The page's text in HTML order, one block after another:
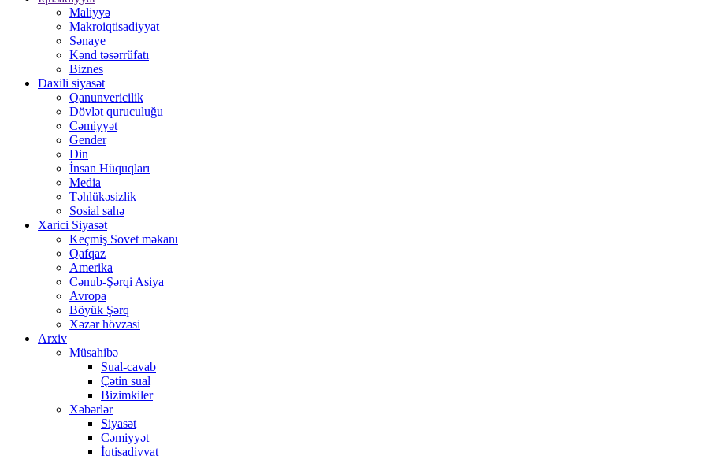
Maliyyə
Makroiqtisadiyyat
Sənaye
Kənd təsərrüfatı
Biznes
Daxili siyasət
Qanunvericilik
Dövlət quruculuğu
Cəmiyyət
Gender
Din
İnsan Hüquqları
Media
Təhlükəsizlik
Sosial sahə
Xarici Siyasət
Keçmiş Sovet məkanı
Qafqaz
Amerika
Cənub-Şərqi Asiya
Avropa
Böyük Şərq
Xəzər hövzəsi
Arxiv
Müsahibə
Sual-cavab
Çətin sual
Bizimkiler
Xəbərlər
Siyasət
Cəmiyyət
İqtisadiyyat